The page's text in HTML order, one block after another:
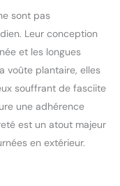
sont pas
Leur conception
et les longues
voûte plantaire, elles
souffrant de fasciite
une adhérence
est un atout majeur
en extérieur.